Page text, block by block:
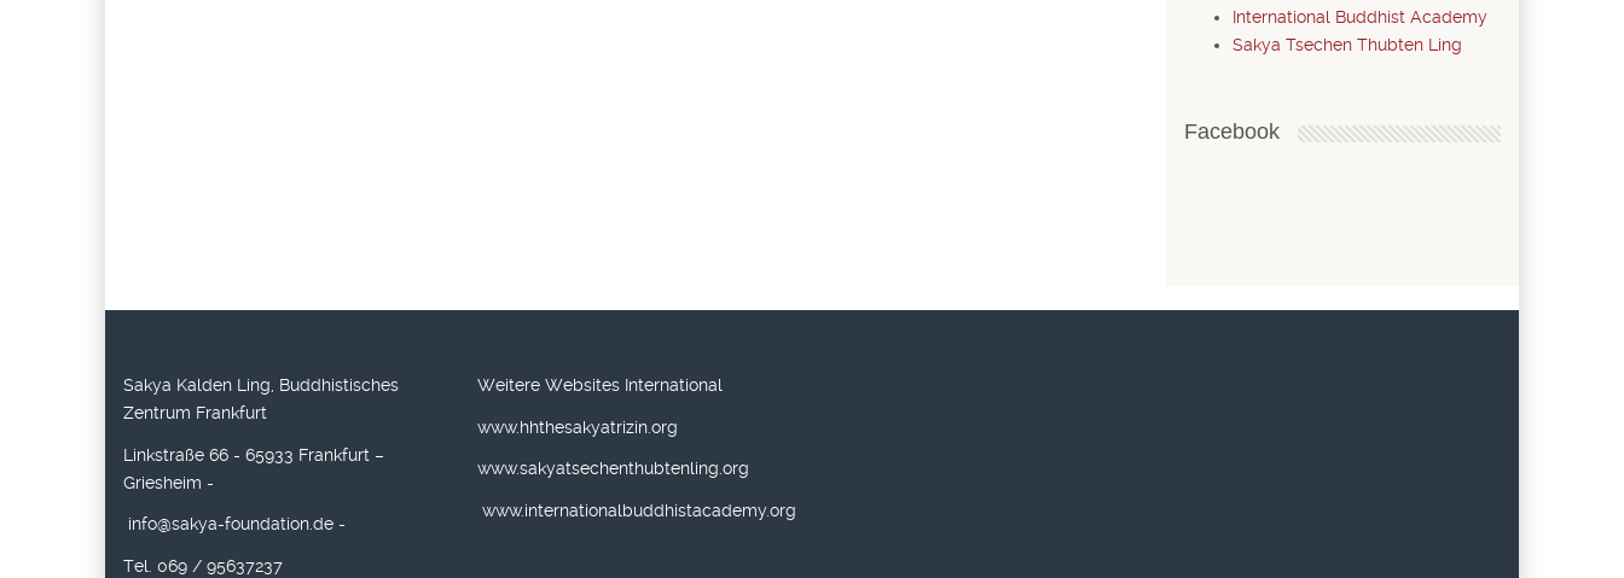
International Buddhist Academy
Sakya Tsechen Thubten Ling
Facebook
Sakya Kalden Ling, Buddhistisches
Zentrum Frankfurt
Linkstraße 66 - 65933 Frankfurt –
Griesheim -
info@sakya-foundation.de -
Tel. 069 / 95637237
Weitere Websites International
www.hhthesakyatrizin.org
www.sakyatsechenthubtenling.org
www.internationalbuddhistacademy.org